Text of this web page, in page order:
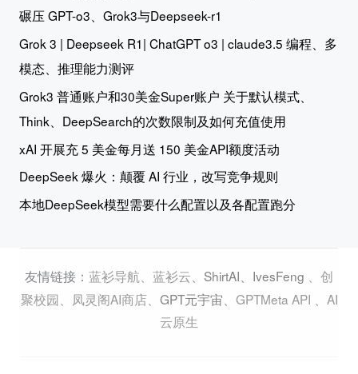
碾压 GPT-o3、Grok3与Deepseek-r1
Grok 3 | Deepseek R1| ChatGPT o3 | claude3.5 编程、多
模态、推理能力测评
Grok3 普通账户和30美金Super账户 关于默认模式、
Think、DeepSearch的次数限制及如何充值使用
xAI 开展充 5 美金每月送 150 美金API额度活动
DeepSeek 爆火：颠覆 AI 行业，改写竞争规则
本地DeepSeek模型需要什么配置以及各配置跑分
友情链接： 蓝衫导航 蓝衫云 ShirtAI IvesFeng
创
聚校园
凤灵阁AI商店、 GPT元宇宙 GPTMeta API
AI
云原生